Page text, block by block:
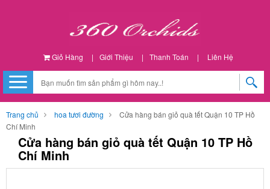
Giỏ Hàng | Giới Thiệu | Thanh Toán | Liên Hệ
Trang chủ hoa tươi đường
Cửa hàng bán giỏ quà tết Quận 10 TP Hồ
Chí Minh
Cửa hàng bán giỏ quà tết Quận 10 TP Hồ
Chí Minh